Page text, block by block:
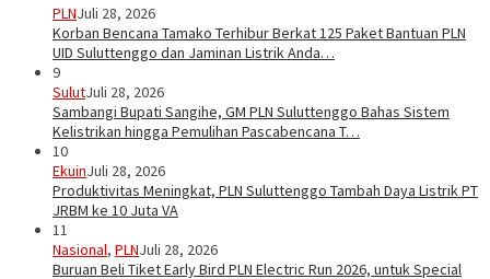
PLNJuli 28, 2026
Korban Bencana Tamako Terhibur Berkat 125 Paket Bantuan PLN
UID Suluttenggo dan Jaminan Listrik Anda…
9
SulutJuli 28, 2026
Sambangi Bupati Sangihe, GM PLN Suluttenggo Bahas Sistem
Kelistrikan hingga Pemulihan Pascabencana T…
10
EkuinJuli 28, 2026
Produktivitas Meningkat, PLN Suluttenggo Tambah Daya Listrik PT
JRBM ke 10 Juta VA
11
Nasional, PLNJuli 28, 2026
Buruan Beli Tiket Early Bird PLN Electric Run 2026, untuk Special